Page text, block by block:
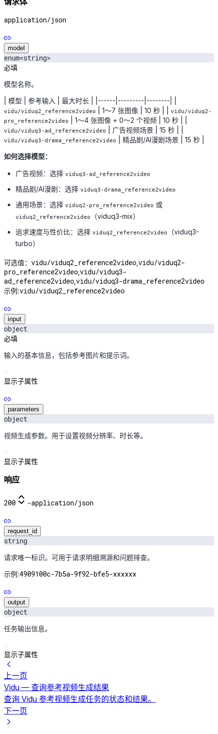
application/json
model
enum<string>
必填
模型名称。
| 模型 | 参考输入 | 最大时长 | |------|---------|--------| |
vidu/viduq2_reference2video | 1～7 张图像 | 10 秒 | |
vidu/viduq2-
pro_reference2video
| 1～4 张图像 + 0～2 个视频 | 10 秒 | |
vidu/viduq3-ad_reference2video | 广告视频场景 | 15 秒 | |
vidu/viduq3-drama_reference2video
| 精品剧/AI漫剧场景 | 15 秒 |
如何选择模型：
广告视频：选择 viduq3-ad_reference2video
精品剧/AI漫剧：选择 viduq3-drama_reference2video
通用场景：选择 viduq2-pro_reference2video 或
viduq2_reference2video
（viduq3-mix）
追求速度与性价比：选择 viduq2_reference2video
（viduq3-
turbo）
可选值： vidu/viduq2_reference2video vidu/viduq2-
pro_reference2video vidu/viduq3-
ad_reference2video vidu/viduq3-drama_reference2video
示例:vidu/viduq2_reference2video
input
object
必填
输入的基本信息，包括参考图片和提示词。
显示子属性
parameters
object
视频生成参数。用于设置视频分辨率、时长等。
显示子属性
响应
200 -application/json
request_id
string
请求唯一标识。可用于请求明细溯源和问题排查。
示例:4909100c-7b5a-9f92-bfe5-xxxxxx
output
object
任务输出信息。
显示子属性
上一页
Vidu — 查询参考视频生成结果
查询 Vidu 参考视频生成任务的状态和结果。
下一页